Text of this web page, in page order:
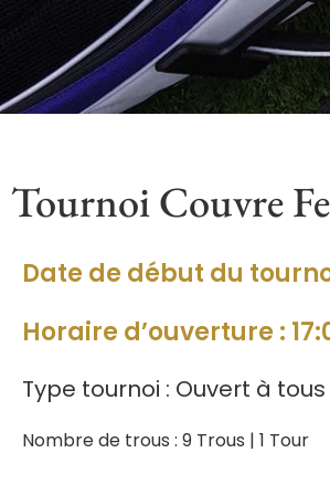
Tournoi Couvre
Date de début du
Horaire d’ouverture :
Type tournoi : Ouvert à tous
Nombre de trous : 9 Trous | 1 Tour